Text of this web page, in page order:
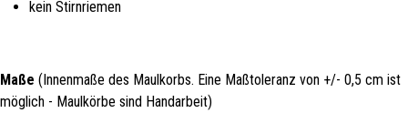
kein Stirnriemen
Maße (Innenmaße des Maulkorbs. Eine Maßtoleranz von +/- 0,5 cm ist
möglich - Maulkörbe sind Handarbeit)